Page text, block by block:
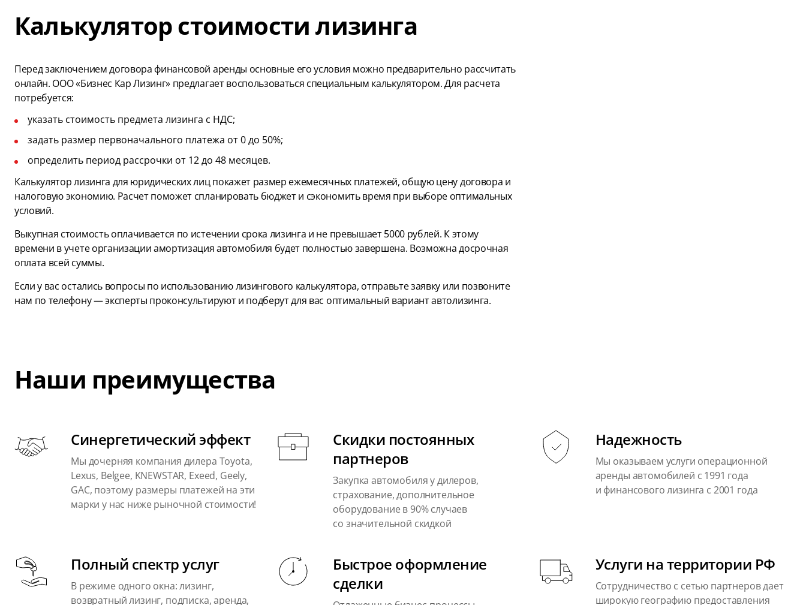
Калькулятор стоимости лизинга
Перед заключением договора финансовой аренды основные его условия можно предварительно рассчитать
онлайн. ООО «Бизнес Кар Лизинг» предлагает воспользоваться специальным калькулятором. Для расчета
потребуется:
указать стоимость предмета лизинга с НДС;
задать размер первоначального платежа от 0 до 50%;
определить период рассрочки от 12 до 48 месяцев.
Калькулятор лизинга для юридических лиц покажет размер ежемесячных платежей, общую цену договора и
налоговую экономию. Расчет поможет спланировать бюджет и сэкономить время при выборе оптимальных
условий.
Выкупная стоимость оплачивается по истечении срока лизинга и не превышает 5000 рублей. К этому
времени в учете организации амортизация автомобиля будет полностью завершена. Возможна досрочная
оплата всей суммы.
Если у вас остались вопросы по использованию лизингового калькулятора, отправьте заявку или позвоните
нам по телефону — эксперты проконсультируют и подберут для вас оптимальный вариант автолизинга.
Наши преимущества
Синергетический эффект
Мы дочерняя компания дилера Toyota,
Lexus, Belgee, KNEWSTAR, Exeed, Geely,
GAC, поэтому размеры платежей на эти
марки у нас ниже рыночной стоимости!
Скидки постоянных
партнеров
Закупка автомобиля у дилеров,
страхование, дополнительное
оборудование в 90% случаев
со значительной скидкой
Надежность
Мы оказываем услуги операционной
аренды автомобилей с 1991 года
и финансового лизинга с 2001 года
Полный спектр услуг
В режиме одного окна: лизинг,
возвратный лизинг, подписка, аренда,
Быстрое оформление
сделки
Услуги на территории РФ
Сотрудничество с сетью партнеров дает
широкую географию предоставления